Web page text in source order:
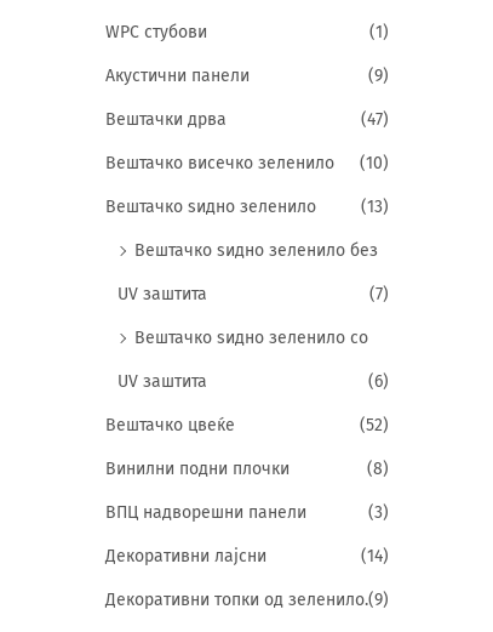
WPC стубови (1)
Акустични панели (9)
Вештачки дрва (47)
Вештачко висечко зеленило (10)
Вештачко ѕидно зеленило (13)
Вештачко ѕидно зеленило без
UV заштита (7)
Вештачко ѕидно зеленило со
UV заштита (6)
Вештачко цвеќе (52)
Винилни подни плочки (8)
ВПЦ надворешни панели (3)
Декоративни лајсни (14)
Декоративни топки од зеленило.(9)